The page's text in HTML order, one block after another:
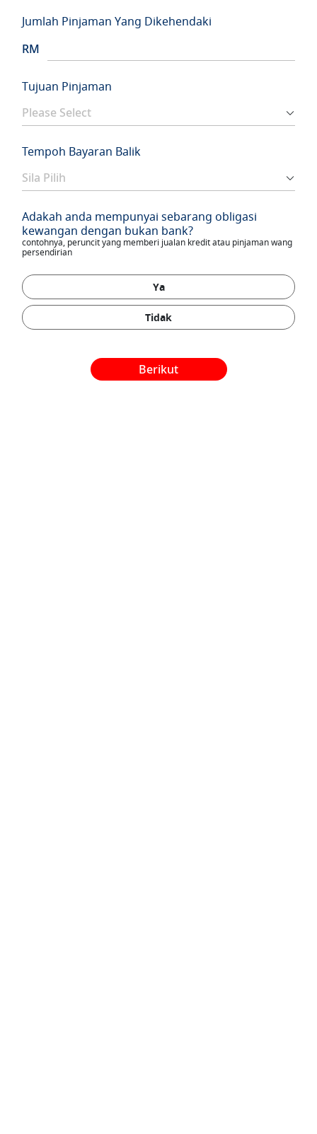
Jumlah Pinjaman Yang Dikehendaki
RM
Tujuan Pinjaman
Tempoh Bayaran Balik
Adakah anda mempunyai sebarang obligasi
kewangan dengan bukan bank?
contohnya, peruncit yang memberi jualan kredit atau pinjaman wang
persendirian
Ya
Tidak
Berikut